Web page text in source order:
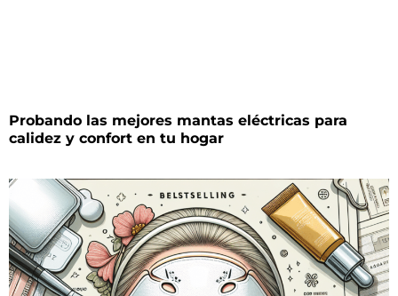
Probando las mejores mantas eléctricas para
calidez y confort en tu hogar